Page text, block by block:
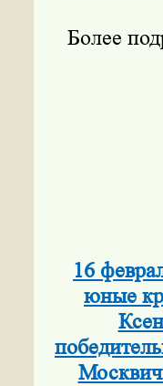
Более
16
юные